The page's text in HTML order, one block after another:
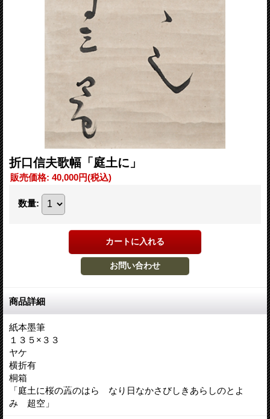
折口信夫歌幅「庭土に」
販売価格: 40,000円(税込)
数量:
商品詳細
紙本墨筆
１３５×３３
ヤケ
横折有
桐箱
「庭土に桜の蕋のはらゝなり日なかさびしきあらしのとよ
み 超空」